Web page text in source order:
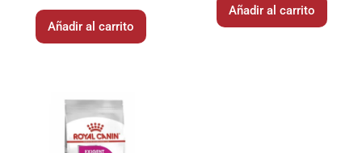
Añadir al carrito
Añadir al carrito